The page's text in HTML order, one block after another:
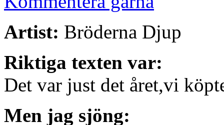
Artist: Bröderna Djup
Riktiga texten var:
Det var just det året,vi
Men jag sjöng: